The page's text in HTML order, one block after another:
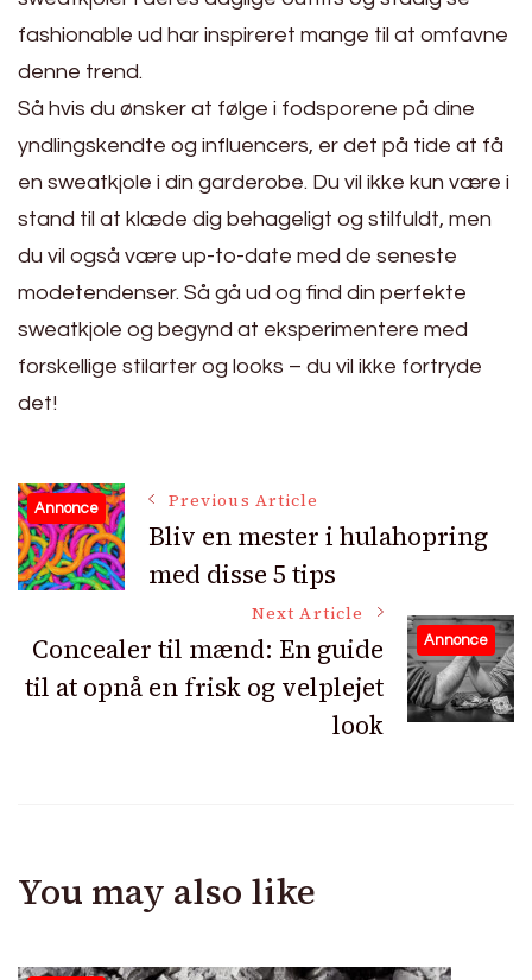
fashionable ud har inspireret mange til at omfavne
denne trend.
Så hvis du ønsker at følge i fodsporene på dine
yndlingskendte og influencers, er det på tide at få
en sweatkjole i din garderobe. Du vil ikke kun være i
stand til at klæde dig behageligt og stilfuldt, men
du vil også være up-to-date med de seneste
modetendenser. Så gå ud og find din perfekte
sweatkjole og begynd at eksperimentere med
forskellige stilarter og looks – du vil ikke fortryde
det!
Post
Navigation
Annonce Previous Article
Bliv en mester i hulahopring
med disse 5 tips
Annonce
Next Article
Concealer til mænd: En guide
til at opnå en frisk og velplejet
look
You may also like